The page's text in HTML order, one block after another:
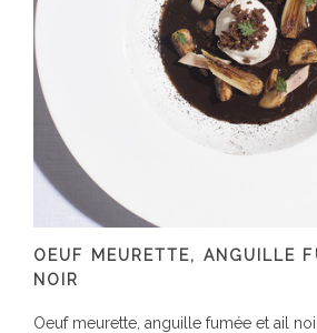
OEUF MEURETTE, ANGUILLE
NOIR
Oeuf meurette, anguille fumée et ail